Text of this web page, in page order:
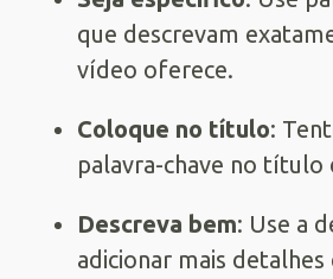
que descrevam
vídeo oferece.
Coloque no título:
palavra-chave no título
Descreva bem: Use a
adicionar mais detalhes